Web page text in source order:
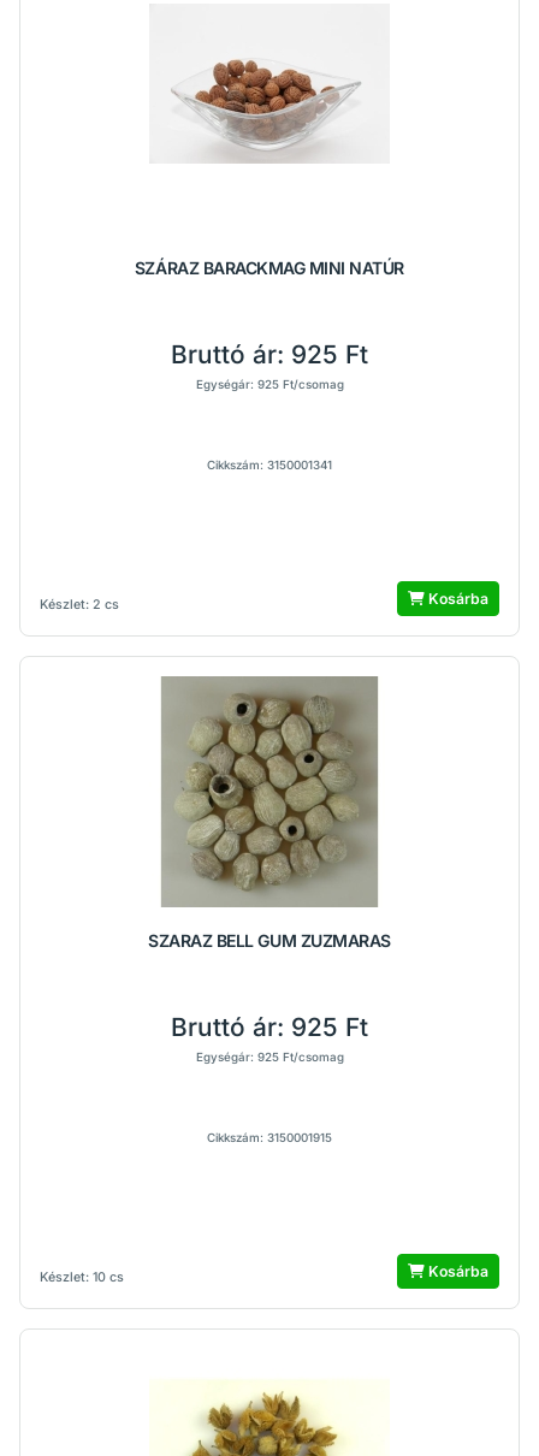
SZÁRAZ BARACKMAG MINI NATÚR
Készlet: 2 cs
Bruttó ár: 925 Ft
Egységár: 925 Ft/csomag
Cikkszám: 3150001341
Kosárba
SZARAZ BELL GUM ZUZMARAS
Készlet: 10 cs
Bruttó ár: 925 Ft
Egységár: 925 Ft/csomag
Cikkszám: 3150001915
Kosárba